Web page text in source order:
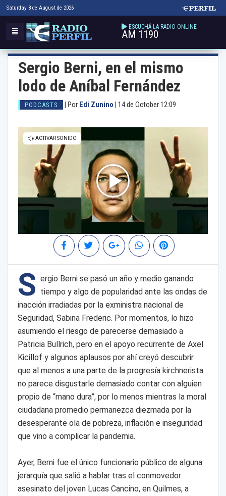
Saturday 8 de August de 2026
ESCUCHÁ LA RADIO ONLINE
AM 1190
Sergio Berni, en el mismo
lodo de Aníbal Fernández
PODCASTS Por Edi Zunino 14 de October 12:09
S ergio Berni se pasó un año y medio ganando
tiempo y algo de popularidad ante las ondas de
inacción irradiadas por la exministra nacional de
Seguridad, Sabina Frederic. Por momentos, lo hizo
asumiendo el riesgo de parecerse demasiado a
Patricia Bullrich, pero en el apoyo recurrente de Axel
Kicillof y algunos aplausos por ahí creyó descubrir
que al menos a una parte de la progresía kirchnerista
no parece disgustarle demasiado contar con alguien
propio de “mano dura”, por lo menos mientras la moral
ciudadana promedio permanezca diezmada por la
desesperante ola de pobreza, inflación e inseguridad
que vino a complicar la pandemia.
Ayer, Berni fue el único funcionario público de alguna
jerarquía que salió a hablar tras el conmovedor
asesinato del joven Lucas Cancino, en Quilmes, a